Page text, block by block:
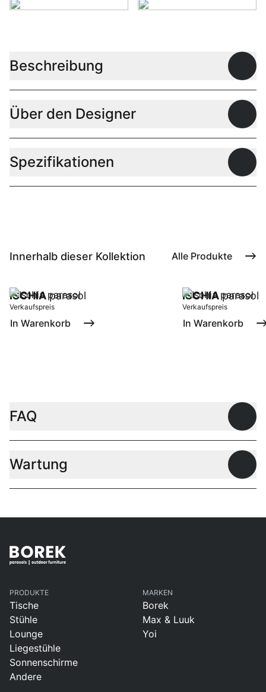
Beschreibung
Über den Designer
Spezifikationen
Innerhalb dieser Kollektion Alle Produkte
ISCHIAparasol
Verkaufspreis
In Warenkorb
ISCHIAparasol
Verkaufspreis
In Warenkorb
FAQ
Wartung
PRODUKTE
Tische
Stühle
Lounge
Liegestühle
Sonnenschirme
Andere
MARKEN
Borek
Max & Luuk
Yoi